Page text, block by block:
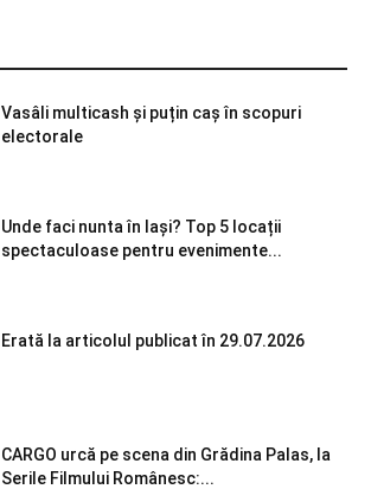
Vasâli multicash și puțin caș în scopuri
electorale
Unde faci nunta în Iași? Top 5 locații
spectaculoase pentru evenimente...
Erată la articolul publicat în 29.07.2026
CARGO urcă pe scena din Grădina Palas, la
Serile Filmului Românesc:...